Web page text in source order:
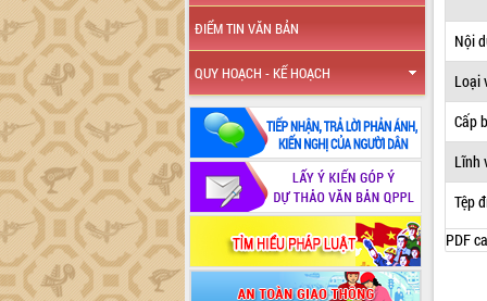
ĐIỂM TIN VĂN BẢN
QUY HOẠCH - KẾ HOẠCH
Nội
Loại
Cấp
Lĩnh
Tệp
PDF